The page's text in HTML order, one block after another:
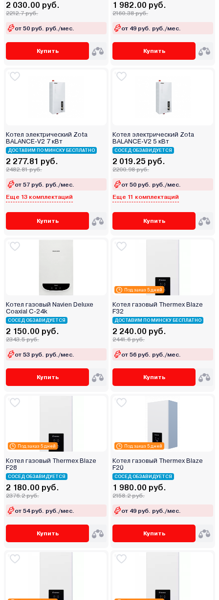
2 030.00 руб.
2212.7 руб.
от 50 руб. руб./мес.
Купить
1 982.00 руб.
2160.38 руб.
от 49 руб. руб./мес.
Купить
Котел электрический Zota
BALANCE-V2 7 кВт
ДОСТАВИМ ПО МИНСКУ БЕСПЛАТНО
2 277.81 руб.
2482.81 руб.
от 57 руб. руб./мес.
Еще 13 комплектаций
Купить
Котел электрический Zota
BALANCE-V2 5 кВт
СОСЕД ОБЗАВИДУЕТСЯ
2 019.25 руб.
2200.98 руб.
от 50 руб. руб./мес.
Еще 11 комплектаций
Купить
Котел газовый Navien Deluxe
Coaxial C-24k
СОСЕД ОБЗАВИДУЕТСЯ
2 150.00 руб.
2343.5 руб.
от 53 руб. руб./мес.
Купить
Под заказ 5 дней
Котел газовый Thermex Blaze
F32
ДОСТАВИМ ПО МИНСКУ БЕСПЛАТНО
2 240.00 руб.
2441.6 руб.
от 56 руб. руб./мес.
Купить
Под заказ 5 дней
Котел газовый Thermex Blaze
F28
СОСЕД ОБЗАВИДУЕТСЯ
2 180.00 руб.
2376.2 руб.
от 54 руб. руб./мес.
Купить
Под заказ 5 дней
Котел газовый Thermex Blaze
F20
СОСЕД ОБЗАВИДУЕТСЯ
1 980.00 руб.
2158.2 руб.
от 49 руб. руб./мес.
Купить